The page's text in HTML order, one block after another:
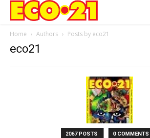
Home Authors Posts by eco21
eco21
2067 POSTS 0 COMMENTS